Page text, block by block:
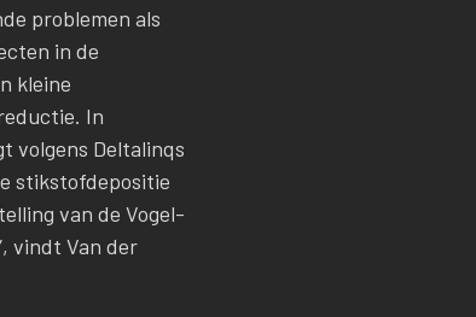
problemen als
in de
kleine
In
volgens Deltalinqs
stikstofdepositie
van de Vogel-
vindt Van der